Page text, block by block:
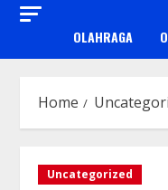
OLAHRAGA
Home
Uncategorized